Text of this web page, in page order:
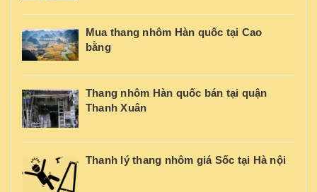
Mua thang nhôm Hàn quốc tại Cao
bằng
Thang nhôm Hàn quốc bán tại quận
Thanh Xuân
Thanh lý thang nhôm giá Sốc tại Hà nội